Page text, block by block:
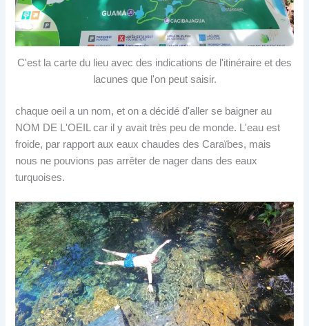
C'est la carte du lieu avec des indications de l'itinéraire et des
lacunes que l'on peut saisir.
chaque oeil a un nom, et on a décidé d'aller se baigner au
NOM DE L'OEIL car il y avait très peu de monde. L'eau est
froide, par rapport aux eaux chaudes des Caraïbes, mais
nous ne pouvions pas arrêter de nager dans des eaux
turquoises.